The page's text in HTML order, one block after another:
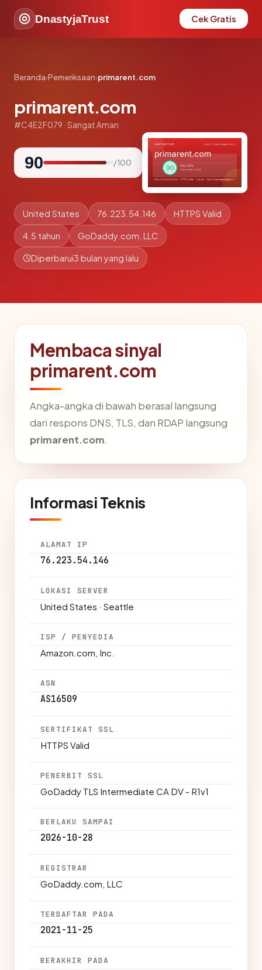
DnastyjaTrust Cek Gratis
Beranda›Pemeriksaan›primarent.com
primarent.com
#C4E2F079 · Sangat Aman
90 / 100
United States 76.223.54.146 HTTPS Valid
4.5 tahun GoDaddy.com, LLC
Diperbarui3 bulan yang lalu
Membaca sinyal
primarent.com
Angka-angka di bawah berasal langsung
dari respons DNS, TLS, dan RDAP langsung
primarent.com.
Informasi Teknis
ALAMAT IP
76.223.54.146
LOKASI SERVER
United States · Seattle
ISP / PENYEDIA
Amazon.com, Inc.
ASN
AS16509
SERTIFIKAT SSL
HTTPS Valid
PENERBIT SSL
GoDaddy TLS Intermediate CA DV - R1v1
BERLAKU SAMPAI
2026-10-28
REGISTRAR
GoDaddy.com, LLC
TERDAFTAR PADA
2021-11-25
BERAKHIR PADA